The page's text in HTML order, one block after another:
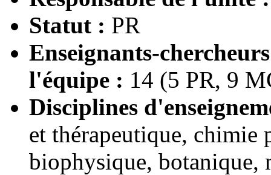
Statut : PR
Enseignants-
l'équipe : 14 (5 PR, 9
Disciplines
et thérapeutique, chimie
biophysique, botanique,